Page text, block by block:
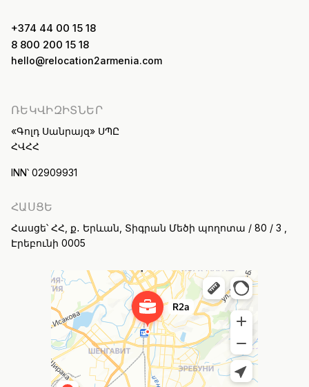
+374 44 00 15 18
8 800 200 15 18
hello@relocation2armenia.com
ՌԵԿՎԻԶԻՏՆԵՐ
«Գոլդ Սանրայզ» ՍՊԸ
ՀՎՀՀ
INN՝ 02909931
ՀԱՍՑԵ
Հասցե՝ ՀՀ, ք․ Երևան, Տիգրան Մեծի պողոտա / 80 / 3 ,
Էրեբունի 0005